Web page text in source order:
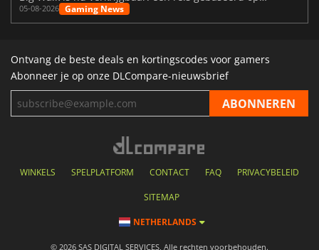
05-08-2026 Gaming News
Ontvang de beste deals en kortingscodes voor gamers
Abonneer je op onze DLCompare-nieuwsbrief
WINKELS SPELPLATFORM CONTACT FAQ PRIVACYBELEID
SITEMAP
NETHERLANDS
© 2026 SAS DIGITAL SERVICES, Alle rechten voorbehouden.